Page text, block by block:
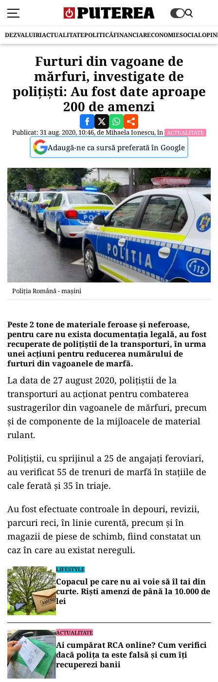
DEZVALUIRIACTUALITATEPOLITICĂFINANCIARECONOMIESOCIAL
Furturi din vagoane de
mărfuri, investigate de
polițiști: Au fost date aproape
200 de amenzi
Publicat: 31 aug. 2020, 10:46, deMihaela Ionescu, în ACTUALITATE
Adaugă-ne ca sursă preferată în Google
Poliția Română - mașini
Peste 2 tone de materiale feroase şi neferoase,
pentru care nu exista documentația legală, au fost
recuperate de polițiștii de la transporturi, în urma
unei acțiuni pentru reducerea numărului de
furturi din vagoanele de marfă.
La data de 27 august 2020, polițiștii de la
transporturi au acționat pentru combaterea
sustragerilor din vagoanele de mărfuri, precum
şi de componente de la mijloacele de material
rulant.
Poliţiştii, cu sprijinul a 25 de angajaţi feroviari,
au verificat 55 de trenuri de marfă în staţiile de
cale ferată şi 35 în triaje.
Play
Au fost efectuate controale în depouri, revizii,
parcuri reci, în linie curentă, precum şi în